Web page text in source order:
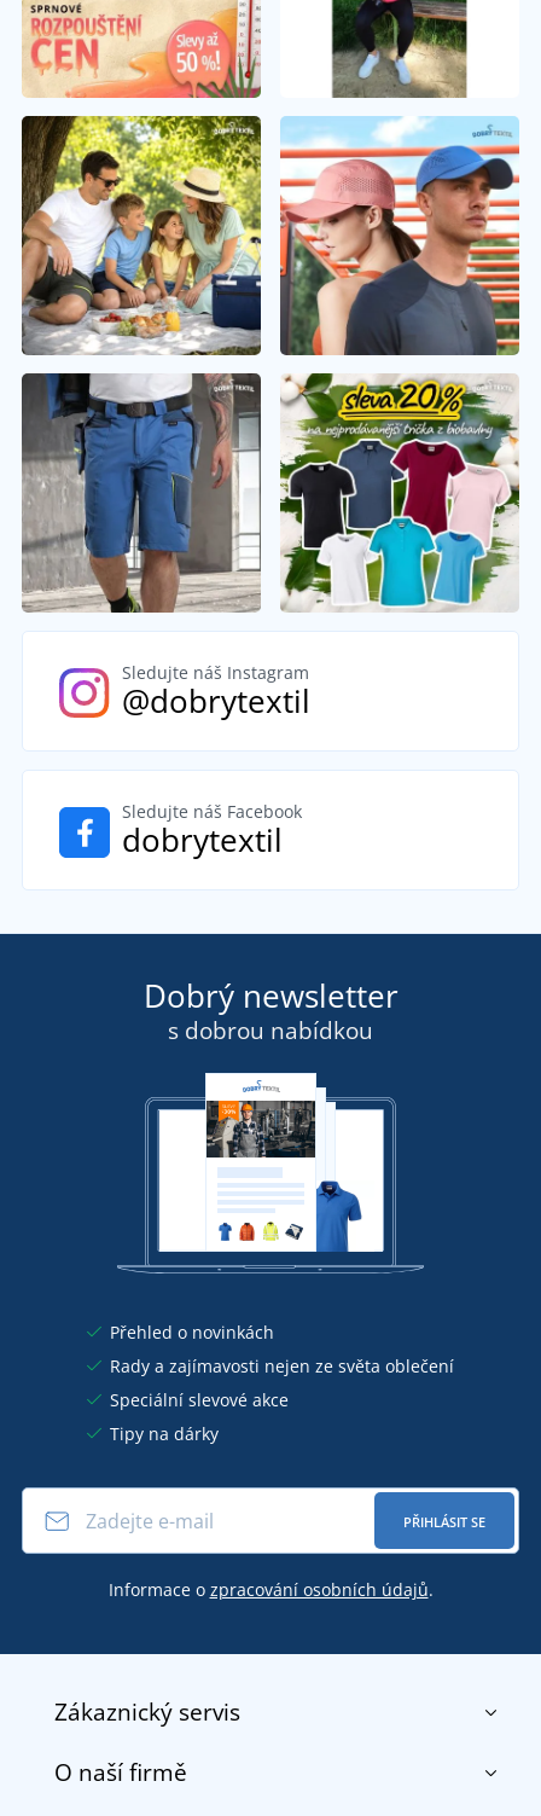
Sledujte náš Instagram
@dobrytextil
Sledujte náš Facebook
dobrytextil
Dobrý newsletter
s dobrou nabídkou
Přehled o novinkách
Rady a zajímavosti nejen ze světa oblečení
Speciální slevové akce
Tipy na dárky
PŘIHLÁSIT SE
Informace o zpracování osobních údajů.
Zákaznický servis
Kontakt
O naší firmě